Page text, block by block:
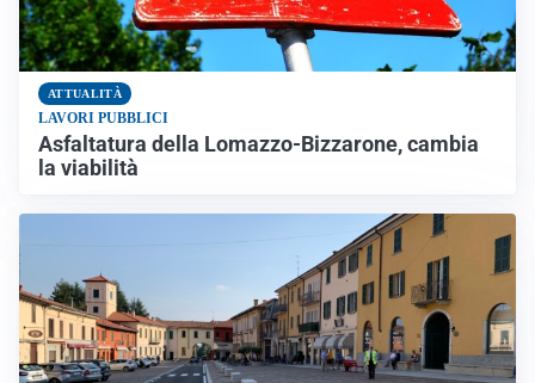
ATTUALITÀ
LAVORI PUBBLICI
Asfaltatura della Lomazzo-Bizzarone, cambia
la viabilità